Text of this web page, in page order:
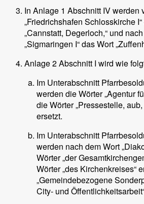
In Anlage 1 Abschnitt IV werden
„Friedrichshafen Schlosskirche
„Cannstatt, Degerloch,“ und
„Sigmaringen I“ das Wort
Anlage 2 Abschnitt I wird wie
Im Unterabschnitt
werden die Wörter „Agentur
die Wörter „Pressestelle,
ersetzt.
Im Unterabschnitt
werden nach dem Wort
Wörter „der
Wörter „des Kirchenkreises“
„Gemeindebezogene
City- und